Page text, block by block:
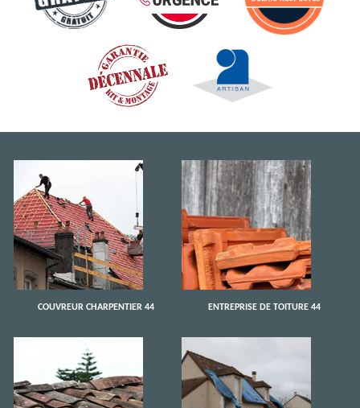
COUVREUR CHARPENTIER 44 ENTREPRISE DE TOITURE 44